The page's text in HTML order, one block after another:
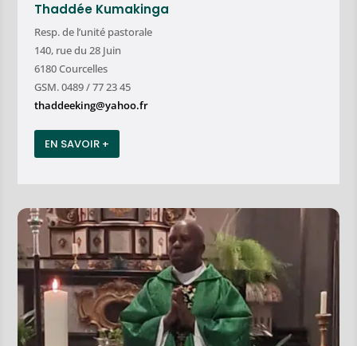
Thaddée Kumakinga
Resp. de l’unité pastorale
140, rue du 28 Juin
6180 Courcelles
GSM. 0489 / 77 23 45
thaddeeking@yahoo.fr
EN SAVOIR +